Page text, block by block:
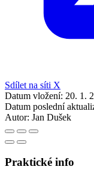
Sdílet na síti X
Datum vložení: 20. 1.
Datum poslední
Autor: Jan Dušek
Praktické info